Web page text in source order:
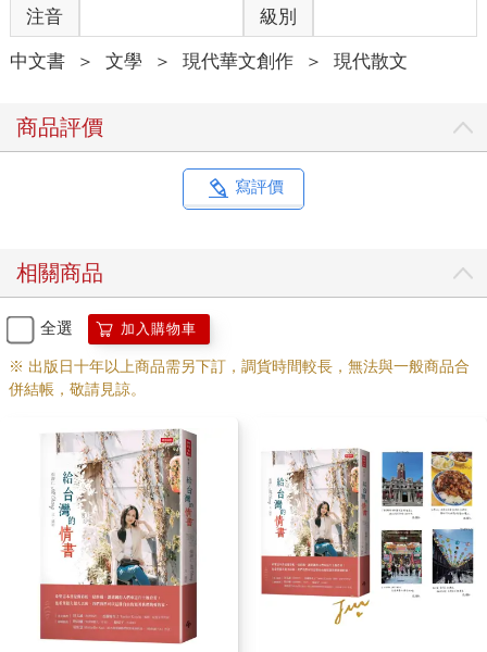
我，此刻正在很多人心目中是天堂的國家、沐浴在被寫進流行歌
曲裡許多次的燦爛陽光中。但我雲端硬碟裡有個命名為「過分」
的資料夾，收藏朋友寄給我的台灣美食、街景。不管是上班時間
來說，那都更接近天堂的樣子。音響中播出冰球樂團的「能不能
和我留在台北（陪我幾天）」時，我在心中大喊「沒問題，我現
己來說，這兩年來也有不少變化，我從一個台灣的作者慢慢走到
國外，因為文字認識到世界上不同地方的人。可能是在芝加哥路
邊的咖啡廳、華沙週末的草地上、首爾的捷運上、胡志明的二手
書店、或小樽的圖書館裡可能都有我的讀者。更重要的是，這兩
年我每個月會在這裡跟大家見面兩次。這個專欄是我小小寫作世
界裡很重要的一塊，因為編輯的包容，我可以毫無顧忌的書寫。
就是因為這樣毫無限制，反而更有機會誠實面對自己的內心，不
用擔心流量或任何商業考量，只寫自己覺得重要的事。
回首過去五十篇文章，我自己覺得這應該就是我「給台灣的情
書」。我在美國公司工作了快十年，同事與客戶來自世界各地，
雖然因為工作性質得以在家上班，但我發現我常常坐在家裡想
家。這種經驗很奇怪吧？我明明坐在走路就可以到三家便利商
店、兩家鹹酥雞攤子、還有無數台味美食的地方，但常常想著
「好想吃（台灣的）ＸＸ喔」。明明住在捷運、高鐵都很方便的
地方，我卻常在家裡看著Youtube 影片或旅遊文章，想著「好想
去（台灣的）哪裡玩喔」。
注音 級別
中文書 ＞ 文學 ＞ 現代華文創作 ＞ 現代散文
商品評價
寫評價
相關商品
全選 加入購物車
※ 出版日十年以上商品需另下訂，調貨時間較長，無法與一般商品合
併結帳，敬請見諒。